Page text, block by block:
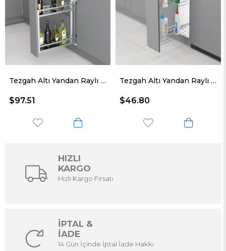
Tezgah Altı Yandan Raylı Alüminyum Şişelik &amp; Deterjan 15 Cm. Modül S2806 Tezgah Altı Yandan Raylı Frenli Şişelik &amp; Deterjan 25 Cm. Modül S2215
HIZLI
KARGO
Hızlı Kargo Fırsatı
İPTAL &
İADE
14 Gün İçinde İptal İade Hakkı